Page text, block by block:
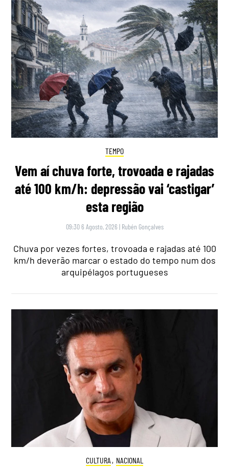
TEMPO
Vem aí chuva forte, trovoada e rajadas
até 100 km/h: depressão vai ‘castigar’
esta região
09:30 6 Agosto, 2026 | Rubén Gonçalves
Chuva por vezes fortes, trovoada e rajadas até 100
km/h deverão marcar o estado do tempo num dos
arquipélagos portugueses
CULTURA , NACIONAL